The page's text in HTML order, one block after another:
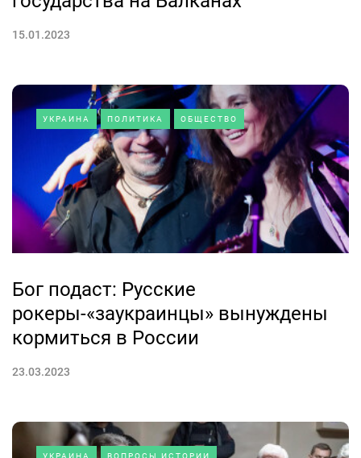
15.01.2023
УКРАИНА ПОЛИТИКА ОБЩЕСТВО
Бог подаст: Русские
рокеры-«заукраинцы» вынуждены
кормиться в России
23.03.2023
УКРАИНА ВОПРОСЫ ИСТОРИИ